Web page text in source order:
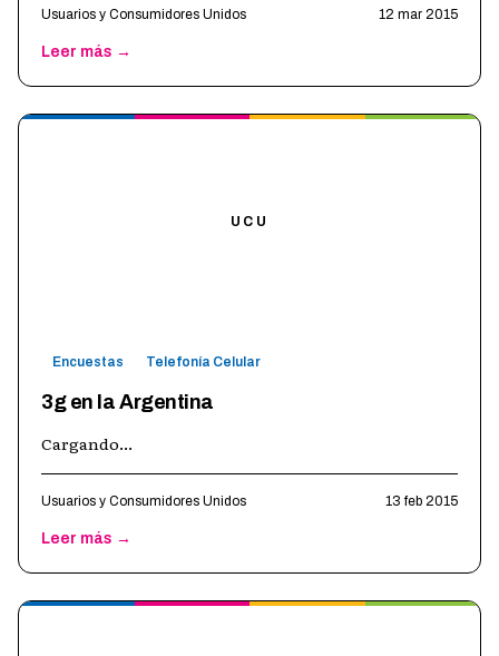
Usuarios y Consumidores Unidos 12 mar 2015
Leer más →
UCU
Encuestas Telefonía Celular
3g en la Argentina
Cargando...
Usuarios y Consumidores Unidos 13 feb 2015
Leer más →